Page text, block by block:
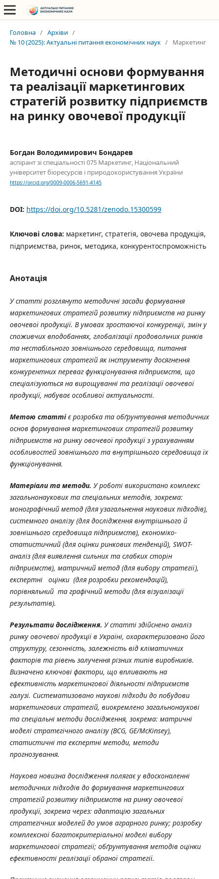
Головна / Архіви /
№ 10 (2025): Актуальні питання економічних наук / Маркетинг
Методичні основи формування
та реалізації маркетингових
стратегій розвитку підприємств
на ринку овочевої продукції
Богдан Володимирович Бондарев
аспірант зі спеціальності 075 Маркетинг, Національний
університет біоресурсів і природокористування України
https://orcid.org/0009-0006-5691-4145
DOI: https://doi.org/10.5281/zenodo.15300599
Ключові слова: маркетинг, стратегія, овочева продукція,
підприємства, ринок, методика, конкурентоспроможність
Анотація
У статті розглянуто методичні засади формування
маркетингових стратегій розвитку підприємств на ринку
овочевої продукції. В умовах зростаючої конкуренції, змін у
споживчих вподобаннях, глобалізації продовольчих ринків
та нестабільного зовнішнього середовища, питання
маркетингових стратегій як інструменту досягнення
конкурентних перевагфункціонування підприємств, що
спеціалізуються на вирощуванні та реалізації овочевої
продукції, набуває особливої актуальності.
Метою статтіє розробка та обґрунтування методичних
основ формування маркетингових стратегій розвитку
підприємств на ринку овочевої продукції з урахуванням
особливостей зовнішнього та внутрішнього середовища їх
функціонування.
Матеріали та методи. У роботі використано комплекс
загальнонаукових та спеціальних методів, зокрема:
монографічний метод (для узагальнення наукових підходів),
системного аналізу (для дослідження внутрішнього й
зовнішнього середовища підприємств), економіко-
статистичний (для оцінки ринкових тенденцій), SWOT-
аналіз (для виявлення сильних та слабких сторін
підприємств), матричний метод (для вибору стратегії),
експертні оцінки (для розробки рекомендацій),
порівняльний та графічний методи (для візуалізації
результатів).
Результати дослідження. У статті здійснено аналіз
ринку овочевої продукції в Україні, охарактеризовано його
структуру, сезонність, залежність від кліматичних
факторів та рівень залучення різних типів виробників.
Визначено ключові фактори, що впливають на
ефективність маркетингової діяльності підприємств
галузі. Систематизовано наукові підходи до побудови
маркетингових стратегій, виокремлено загальнонаукові
та спеціальні методи дослідження, зокрема: матричні
моделі стратегічного аналізу (BCG, GE/McKinsey),
статистичні та експертні методи, методи
прогнозування.
Наукова новизна дослідженняполягає у вдосконаленні
методичних підходів до формування маркетингових
стратегій розвитку підприємств на ринку овочевої
продукції, зокрема через: адаптацію загальних
стратегічних моделей до умов аграрного ринку; розробку
комплексної багатокритеріальної моделі вибору
маркетингової стратегії; обґрунтування методів оцінки
ефективності реалізації обраної стратегії.